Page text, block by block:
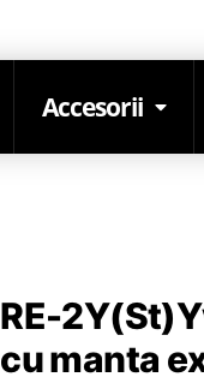
Accesorii
RE-
cu manta